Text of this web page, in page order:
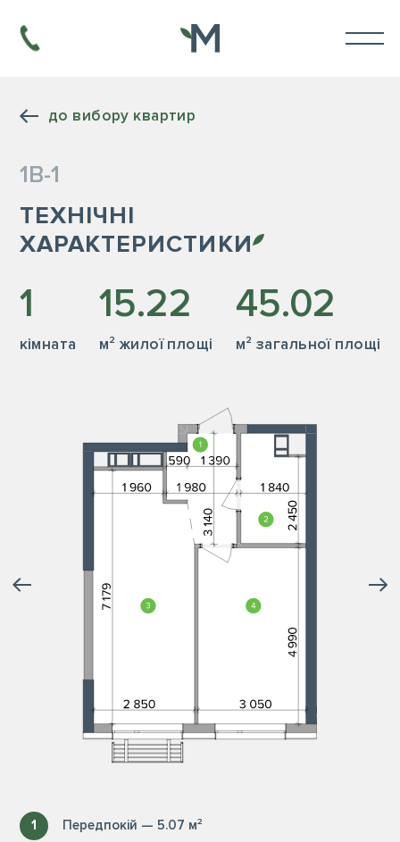
до вибору квартир
1В-1
ТЕХНІЧНІ
ХАРАКТЕРИСТИКИ
1
кiмната
15.22
м² жилої площі
45.02
м² загальної площі
1 Передпокій — 5.07 м²